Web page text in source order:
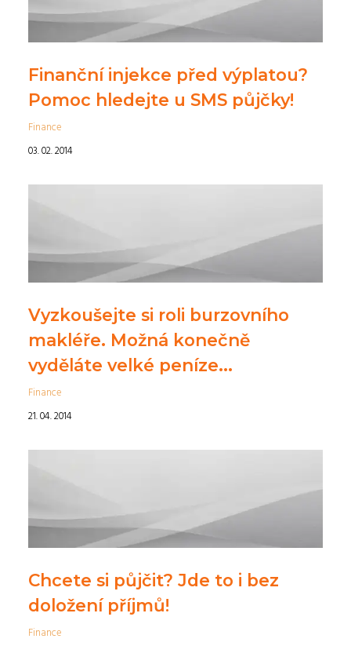
Finanční injekce před výplatou?
Pomoc hledejte u SMS půjčky!
Finance
03. 02. 2014
Vyzkoušejte si roli burzovního
makléře. Možná konečně
vyděláte velké peníze...
Finance
21. 04. 2014
Chcete si půjčit? Jde to i bez
doložení příjmů!
Finance